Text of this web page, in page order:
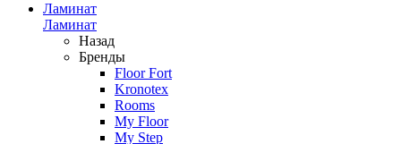
Ламинат
Ламинат
Назад
Бренды
Floor Fort
Kronotex
Rooms
My Floor
My Step